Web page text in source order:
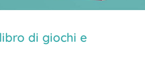
di giochi e